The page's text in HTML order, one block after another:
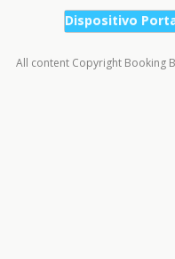
Dispositivo
All content Copyright Booking